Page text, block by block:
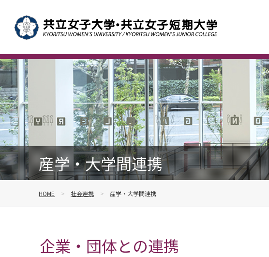
産学・大学間連携
HOME 社会連携 産学・大学間連携
企業・団体との連携